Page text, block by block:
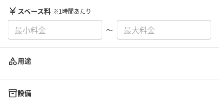
スペース料 ※1時間あたり
〜
用途
設備